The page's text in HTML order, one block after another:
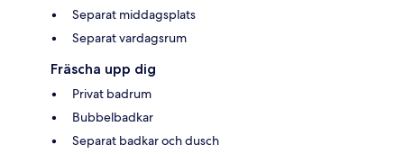
Separat middagsplats
Separat vardagsrum
Fräscha upp dig
Privat badrum
Bubbelbadkar
Separat badkar och dusch